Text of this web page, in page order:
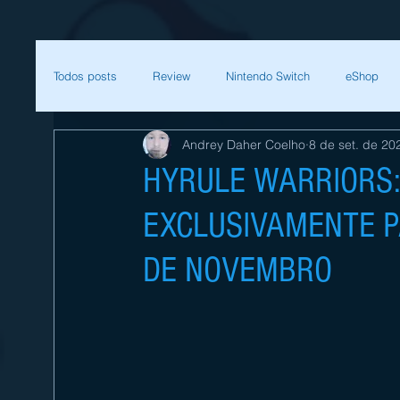
Todos posts Review Nintendo Switch eShop
Mega Man Zelda Bethesda
Sessão Retro Final Fantasy Xenoblade
HYRULE
EXCLUSIVAMENTE
DE NOVEMBRO
Andrey Daher Coelho 8 de set. de